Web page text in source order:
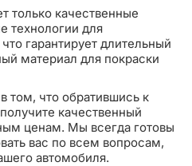
только качественные
технологии для
гарантирует длительный
материал для покраски
том, что обратившись к
качественный
ценам. Мы всегда готовы
вас по всем вопросам,
автомобиля.